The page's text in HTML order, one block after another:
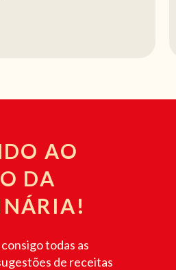
AO
DA
todas as
de receitas